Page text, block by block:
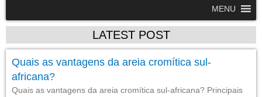
MENU
LATEST POST
Quais as vantagens da areia cromítica sul-
africana?
Quais as vantagens da areia cromítica sul-africana? Principais